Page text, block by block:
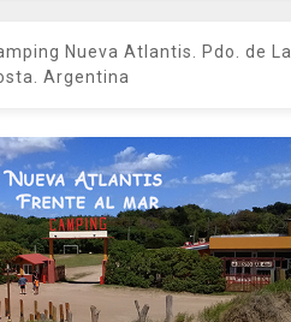
Nueva Atlantis. Pdo. de La
Argentina